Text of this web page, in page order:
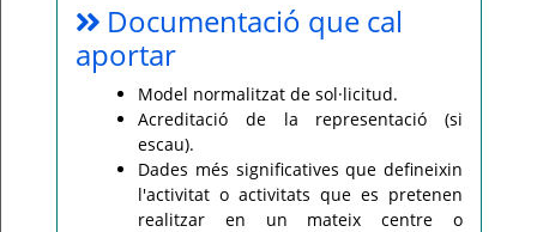
Documentació que cal
aportar
Model normalitzat de sol·licitud.
Acreditació de la representació (si
escau).
Dades més significatives que defineixin
l'activitat o activitats que es pretenen
realitzar en un mateix centre o